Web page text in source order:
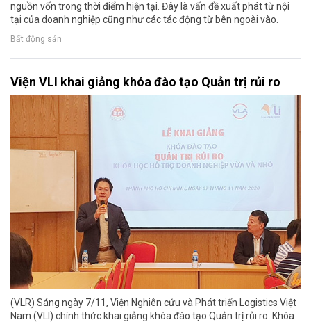
nguồn vốn trong thời điểm hiện tại. Đây là vấn đề xuất phát từ nội
tại của doanh nghiệp cũng như các tác động từ bên ngoài vào.
Bất động sản
Viện VLI khai giảng khóa đào tạo Quản trị rủi ro
(VLR) Sáng ngày 7/11, Viện Nghiên cứu và Phát triển Logistics Việt
Nam (VLI) chính thức khai giảng khóa đào tạo Quản trị rủi ro. Khóa